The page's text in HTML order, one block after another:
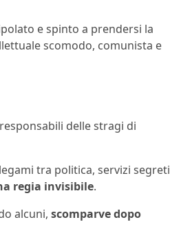
e spinto a prendersi la
scomodo, comunista e
delle stragi di
tra politica, servizi segreti
regia invisibile.
alcuni, scomparve dopo